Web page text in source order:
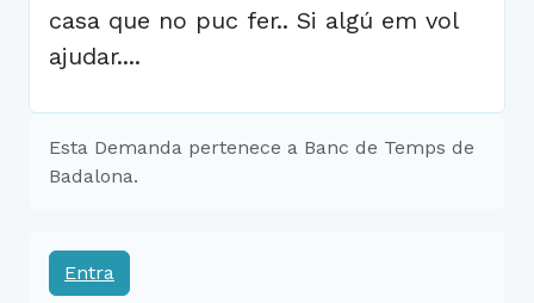
casa que no puc fer.. Si algú em vol
ajudar....
Esta Demanda pertenece a Banc de Temps de
Badalona.
Entra